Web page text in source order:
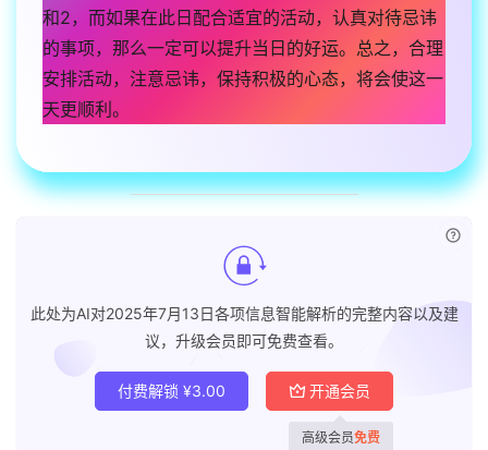
和2，而如果在此日配合适宜的活动，认真对待忌讳
的事项，那么一定可以提升当日的好运。总之，合理
安排活动，注意忌讳，保持积极的心态，将会使这一
天更顺利。
此处为AI对2025年7月13日各项信息智能解析的完整内容以及建
议，升级会员即可免费查看。
付费解锁 ¥3.00 开通会员
高级会员免费